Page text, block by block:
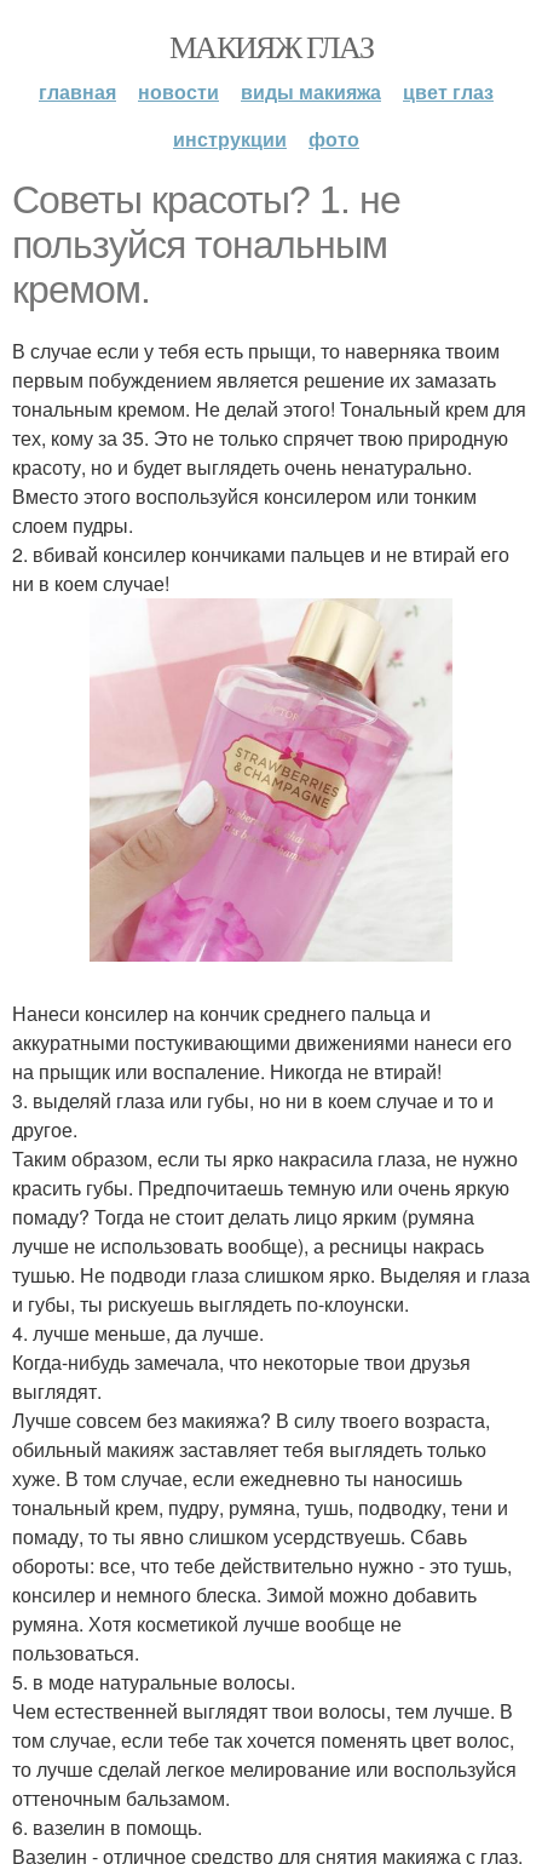
МАКИЯЖ ГЛАЗ
главная новости виды макияжа
цвет глаз
инструкции
фото
Советы красоты? 1. не
пользуйся тональным
кремом.
В случае если у тебя есть прыщи, то наверняка твоим
первым побуждением является решение их замазать
тональным кремом. Не делай этого! Тональный крем для
тех, кому за 35. Это не только спрячет твою природную
красоту, но и будет выглядеть очень ненатурально.
Вместо этого воспользуйся консилером или тонким
слоем пудры.
2. вбивай консилер кончиками пальцев и не втирай его
ни в коем случае!
Нанеси консилер на кончик среднего пальца и
аккуратными постукивающими движениями нанеси его
на прыщик или воспаление. Никогда не втирай!
3. выделяй глаза или губы, но ни в коем случае и то и
другое.
Таким образом, если ты ярко накрасила глаза, не нужно
красить губы. Предпочитаешь темную или очень яркую
помаду? Тогда не стоит делать лицо ярким (румяна
лучше не использовать вообще), а ресницы накрась
тушью. Не подводи глаза слишком ярко. Выделяя и глаза
и губы, ты рискуешь выглядеть по-клоунски.
4. лучше меньше, да лучше.
Когда-нибудь замечала, что некоторые твои друзья
выглядят.
Лучше совсем без макияжа? В силу твоего возраста,
обильный макияж заставляет тебя выглядеть только
хуже. В том случае, если ежедневно ты наносишь
тональный крем, пудру, румяна, тушь, подводку, тени и
помаду, то ты явно слишком усердствуешь. Сбавь
обороты: все, что тебе действительно нужно - это тушь,
консилер и немного блеска. Зимой можно добавить
румяна. Хотя косметикой лучше вообще не
пользоваться.
5. в моде натуральные волосы.
Чем естественней выглядят твои волосы, тем лучше. В
том случае, если тебе так хочется поменять цвет волос,
то лучше сделай легкое мелирование или воспользуйся
оттеночным бальзамом.
6. вазелин в помощь.
Вазелин - отличное средство для снятия макияжа с глаз.